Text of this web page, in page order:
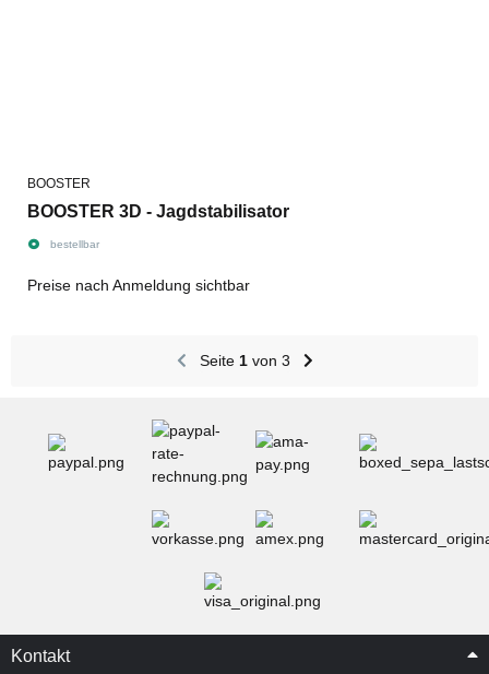
BOOSTER
BOOSTER 3D - Jagdstabilisator
bestellbar
Preise nach Anmeldung sichtbar
Seite 1von 3
Kontakt